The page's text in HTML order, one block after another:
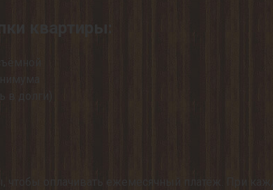
квартиры:
в долги)
чтобы оплачивать ежемесячный платёж. При